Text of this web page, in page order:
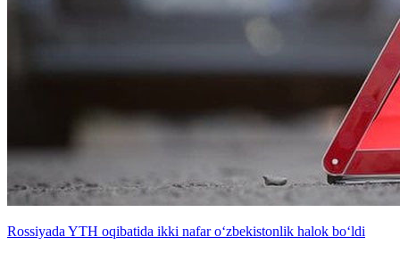
Rossiyada YTH oqibatida ikki nafar o‘zbekistonlik halok bo‘ldi